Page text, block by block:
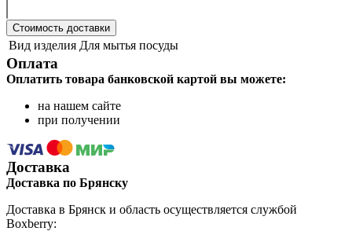
Стоимость доставки
Вид изделия Для мытья посуды
Оплата
Оплатить товара банковской картой вы можете:
на нашем сайте
при получении
Доставка
Доставка по Брянску
Доставка в Брянск и область осуществляется службой
Boxberry: